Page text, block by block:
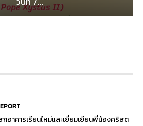
กอาคารเรียนใหม่และเยี่ยมเยียนพี่น้องคริสต